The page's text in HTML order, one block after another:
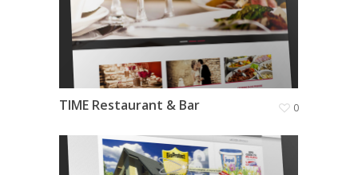
TIME Restaurant & Bar 0